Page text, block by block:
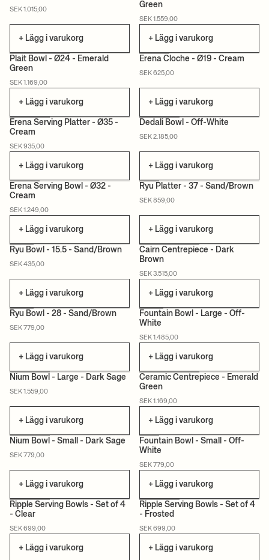
SEK 1.015,00
+ Lägg i varukorg
Green
SEK 1.559,00
+ Lägg i varukorg
Plait Bowl - Ø24 - Emerald
Green
SEK 1.169,00
+ Lägg i varukorg
Erena Cloche - Ø19 - Cream
SEK 625,00
+ Lägg i varukorg
CAN LIS
Erena Serving Platter - Ø35 -
Cream
SEK 935,00
+ Lägg i varukorg
Dedali Bowl - Off-White
SEK 2.185,00
+ Lägg i varukorg
CAN LIS
Erena Serving Bowl - Ø32 -
Cream
SEK 1.249,00
+ Lägg i varukorg
Ryu Platter - 37 - Sand/Brown
SEK 859,00
+ Lägg i varukorg
Ryu Bowl - 15.5 - Sand/Brown
SEK 435,00
+ Lägg i varukorg
CERTIFIERAD
Cairn Centrepiece - Dark
Brown
SEK 3.515,00
+ Lägg i varukorg
Ryu Bowl - 28 - Sand/Brown
SEK 779,00
+ Lägg i varukorg
Fountain Bowl - Large - Off-
White
SEK 1.485,00
+ Lägg i varukorg
Nium Bowl - Large - Dark Sage
SEK 1.559,00
+ Lägg i varukorg
Ceramic Centrepiece - Emerald
Green
SEK 1.169,00
+ Lägg i varukorg
Nium Bowl - Small - Dark Sage
SEK 779,00
+ Lägg i varukorg
Fountain Bowl - Small - Off-
White
SEK 779,00
+ Lägg i varukorg
Ripple Serving Bowls - Set of 4
- Clear
SEK 699,00
+ Lägg i varukorg
Ripple Serving Bowls - Set of 4
- Frosted
SEK 699,00
+ Lägg i varukorg